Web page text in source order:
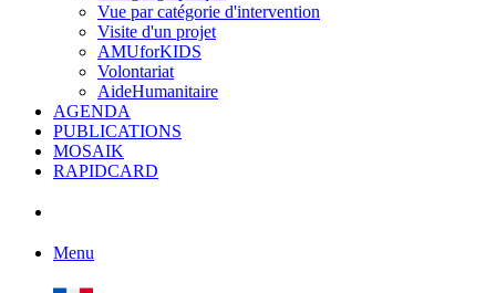
Vue par catégorie d'intervention
Visite d'un projet
AMUforKIDS
Volontariat
AideHumanitaire
AGENDA
PUBLICATIONS
MOSAIK
RAPIDCARD
Menu